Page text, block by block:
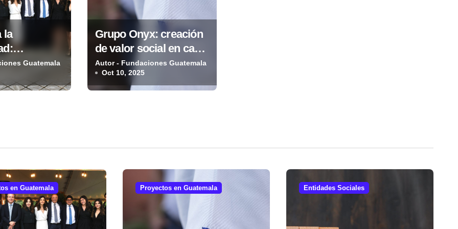
la
MarioGuatemala
Grupo Onyx: creación
de valor social en cada
proyecto
Autor - Fundaciones Guatemala
Oct 10, 2025
en Guatemala Proyectos en Guatemala Entidades Sociales